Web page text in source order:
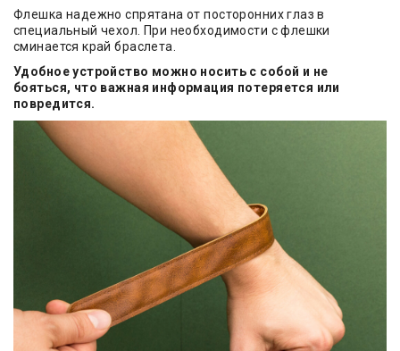
Флешка надежно спрятана от посторонних глаз в
специальный чехол. При необходимости с флешки
сминается край браслета.
Удобное устройство можно носить с собой и не
бояться, что важная информация потеряется или
повредится.